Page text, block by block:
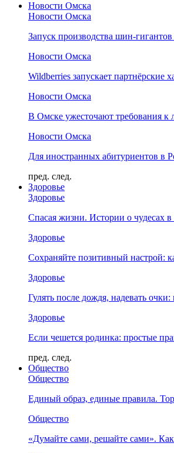
Новости Омска
Новости Омска
Запуск производства шин-
Новости Омска
Wildberries запускает партнёрские
Новости Омска
В Омске ужесточают требования к
Новости Омска
Для иностранных абитуриентов в
пред. след.
Здоровье
Здоровье
Спасая жизни. Истории о чудесах
Здоровье
Сохраняйте позитивный настрой:
Здоровье
Гулять после дождя, надевать
Здоровье
Если чешется родинка: простые
пред. след.
Общество
Общество
Единый образ, единые правила.
Общество
«Думайте сами, решайте сами».